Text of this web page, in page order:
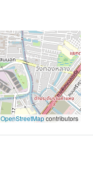
OpenStreetMapcontributors